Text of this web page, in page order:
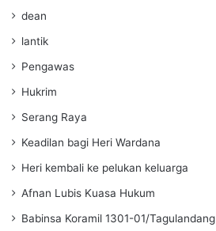
dean
lantik
Pengawas
Hukrim
Serang Raya
Keadilan bagi Heri Wardana
Heri kembali ke pelukan keluarga
Afnan Lubis Kuasa Hukum
Babinsa Koramil 1301-01/Tagulandang